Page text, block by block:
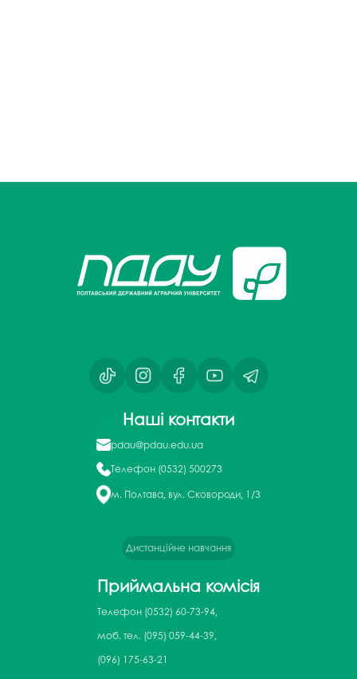
Наші контакти
pdau@pdau.edu.ua
Телефон (0532) 500273
м. Полтава, вул. Сковороди, 1/3
Дистанційне навчання
Приймальна комісія
Телефон (0532) 60-73-94,
моб. тел. (095) 059-44-39,
(096) 175-63-21